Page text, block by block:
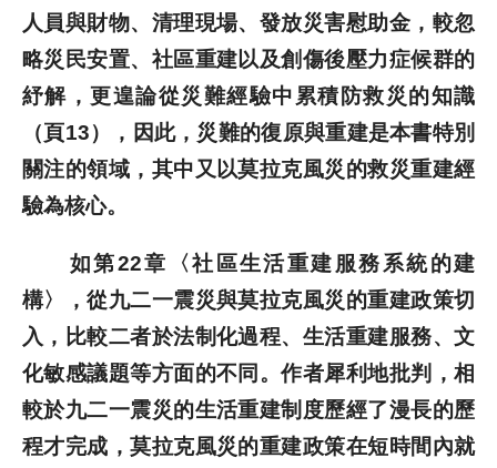
人員與財物、清理現場、發放災害慰助金，較忽
略災民安置、社區重建以及創傷後壓力症候群的
紓解，更遑論從災難經驗中累積防救災的知識
（頁13），因此，災難的復原與重建是本書特別
關注的領域，其中又以莫拉克風災的救災重建經
驗為核心。
如第22章〈社區生活重建服務系統的建
構〉，從九二一震災與莫拉克風災的重建政策切
入，比較二者於法制化過程、生活重建服務、文
化敏感議題等方面的不同。作者犀利地批判，相
較於九二一震災的生活重建制度歷經了漫長的歷
程才完成，莫拉克風災的重建政策在短時間內就